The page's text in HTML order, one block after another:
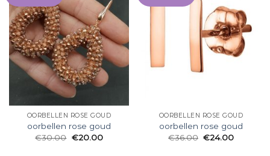
OORBELLEN ROSE GOUD
oorbellen rose goud
€30.00 €20.00
OORBELLEN ROSE GOUD
oorbellen rose goud
€36.00 €24.00